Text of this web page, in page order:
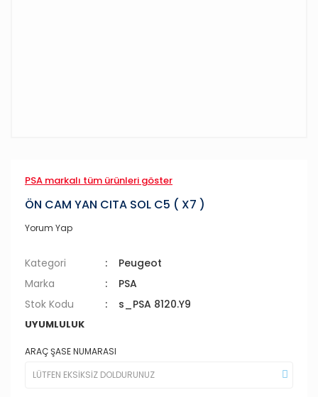
PSA markalı tüm ürünleri göster
ÖN CAM YAN CITA SOL C5 ( X7 )
Yorum Yap
Kategori
Peugeot
Marka
PSA
Stok Kodu
s_PSA 8120.Y9
UYUMLULUK
ARAÇ ŞASE NUMARASI